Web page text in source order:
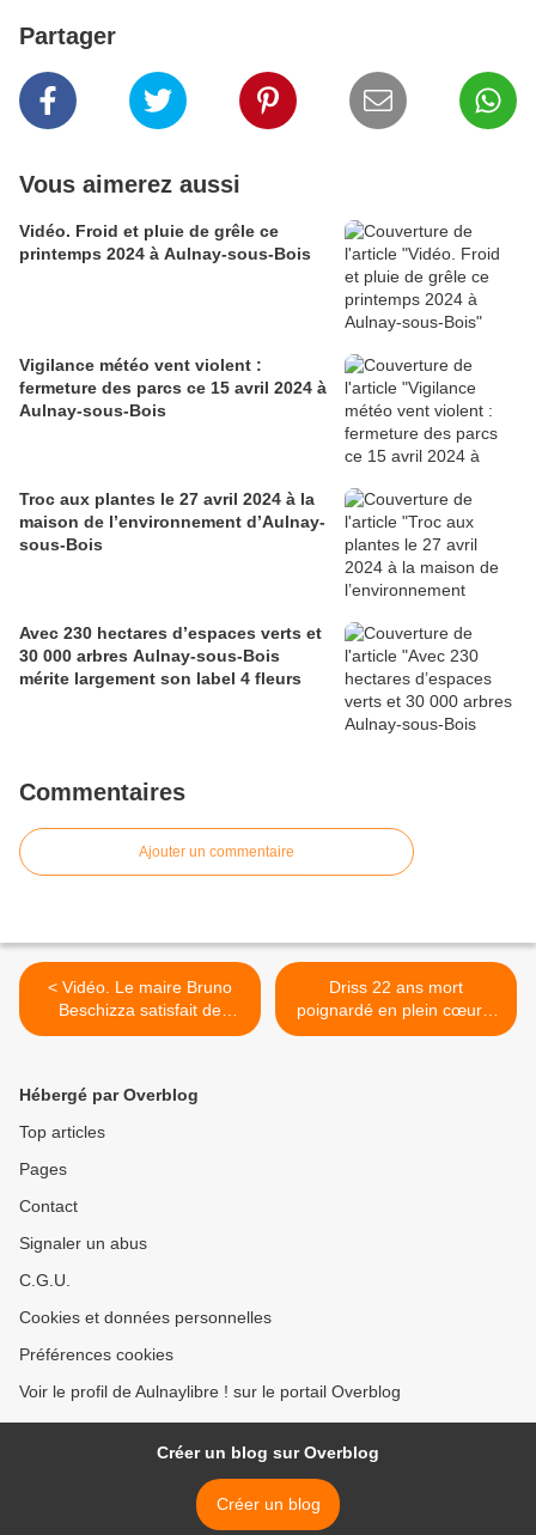
Partager
Vous aimerez aussi
Vidéo. Froid et pluie de grêle ce
printemps 2024 à Aulnay-sous-Bois
Vigilance météo vent violent :
fermeture des parcs ce 15 avril 2024 à
Aulnay-sous-Bois
Troc aux plantes le 27 avril 2024 à la
maison de l’environnement d’Aulnay-
sous-Bois
Avec 230 hectares d’espaces verts et
30 000 arbres Aulnay-sous-Bois
mérite largement son label 4 fleurs
Commentaires
Ajouter un commentaire
< Vidéo. Le maire Bruno
Beschizza satisfait de
l’arrivée d’un Aldi à la Rose
Driss 22 ans mort
poignardé en plein cœur à
Drancy : deux suspects mis
Hébergé par Overblog
Top articles
Pages
Contact
Signaler un abus
C.G.U.
Cookies et données personnelles
Préférences cookies
Voir le profil de Aulnaylibre ! sur le portail Overblog
Créer un blog sur Overblog
Créer un blog